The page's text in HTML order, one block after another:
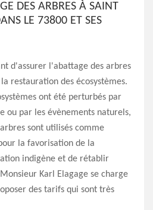
DES ARBRES À SAINT
LE 73800 ET SES
d'assurer l'abattage des arbres
restauration des écosystèmes.
ont été perturbés par
ou par les évènements naturels,
sont utilisés comme
la favorisation de la
indigène et de rétablir
Karl Elagage se charge
des tarifs qui sont très